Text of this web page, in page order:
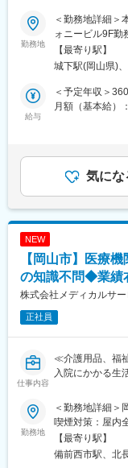
＜勤務場所につ
本社は岡山のラ
シンフォニービ
日本三大庭園の
ます。
変更の範囲：会
◎景気に左右さ
◎グループ法人
◎経験に合わせ
◎全国87拠点展
◎転勤なし
◎30代社長であ
す！！
・決算処理、月
・各種支払管理
財務経理課 6名
■グループの特
・売り上げ105
本社は岡山のラ
シンフォニービ
一望でき、開放
日本三大庭園の
勤務地
＜勤務地詳細＞
ォニービル9F勤
屋内喫煙可能場
【最寄り駅】
城下駅(岡山県)
給与
＜予定年収＞
月額（基本給）
気にな
NEW
【岡山市】医療
の知識不問◆業績
株式会社メディカルサ
正社員
仕事内容
≪介護用品、福
入院にかかる生
■業務内容：
・プレイングマ
・営業所の売上
・メンバー、パ
・採用活動（一
勤務地
＜勤務地詳細＞
喫煙対策：屋内
【最寄り駅】
備前西市駅、北